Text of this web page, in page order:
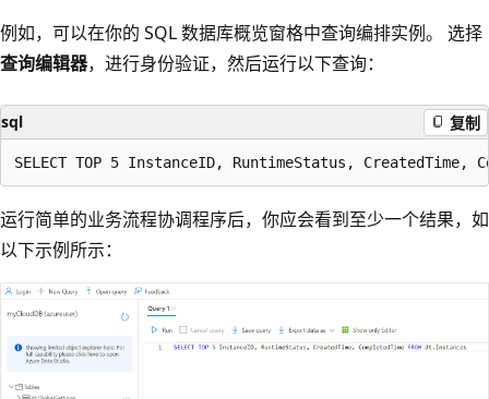
例如，可以在你的 SQL 数据库概览窗格中查询编排实例。 选择
查询编辑器，进行身份验证，然后运行以下查询：
sql 复制
运行简单的业务流程协调程序后，你应会看到至少一个结果，如
以下示例所示：